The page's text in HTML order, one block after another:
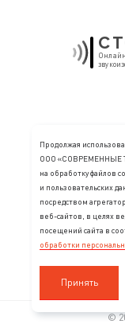
©
Продолжая
ООО «СОВРЕМЕННЫЕ
на обработку файлов
и пользовательских
посредством
веб-сайтов, в целях
посещений сайта в
обработки
Принять